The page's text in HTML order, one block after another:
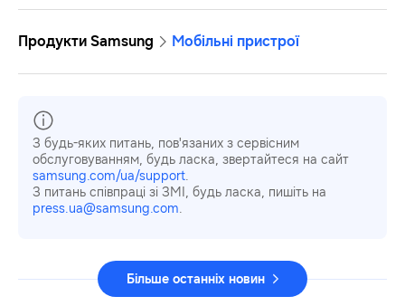
Продукти Samsung Мобільні пристрої
З будь-яких питань, пов'язаних з сервісним
обслуговуванням, будь ласка, звертайтеся на сайт
samsung.com/ua/support.
З питань співпраці зі ЗМІ, будь ласка, пишіть на
press.ua@samsung.com.
Більше останніх новин